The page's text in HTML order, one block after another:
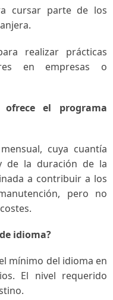
cursar parte de los
realizar prácticas
en empresas o
ofrece el programa
cuya cuantía
de la duración de la
a contribuir a los
pero no
idioma?
mínimo del idioma en
El nivel requerido